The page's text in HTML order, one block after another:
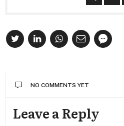
NO COMMENTS YET
Leave a Reply